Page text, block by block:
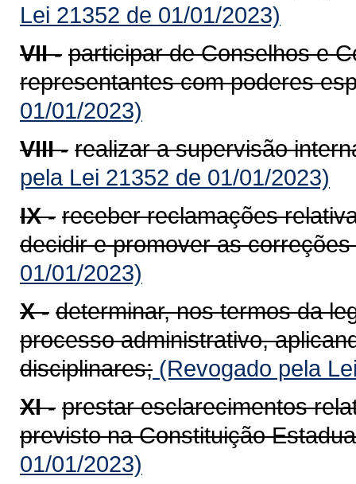
Lei 21352 de 01/01/2023)
VII - participar de Conselhos e
representantes com poderes
01/01/2023)
VIII - realizar a supervisão
pela Lei 21352 de 01/01/2023)
IX - receber reclamações
decidir e promover as
01/01/2023)
X - determinar, nos termos da
processo administrativo,
disciplinares; (Revogado pela
XI - prestar esclarecimentos
previsto na Constituição
01/01/2023)